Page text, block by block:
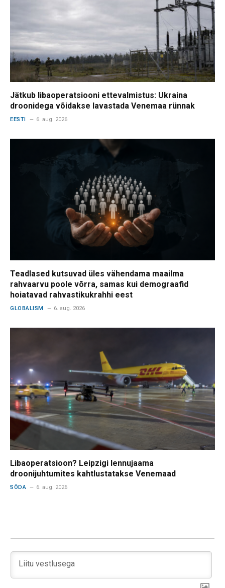
Jätkub libaoperatsiooni ettevalmistus: Ukraina
droonidega võidakse lavastada Venemaa rünnak
EESTI 6. aug. 2026
Teadlased kutsuvad üles vähendama maailma
rahvaarvu poole võrra, samas kui demograafid
hoiatavad rahvastikukrahhi eest
GLOBALISM 6. aug. 2026
Libaoperatsioon? Leipzigi lennujaama
droonijuhtumites kahtlustatakse Venemaad
SÕDA 6. aug. 2026